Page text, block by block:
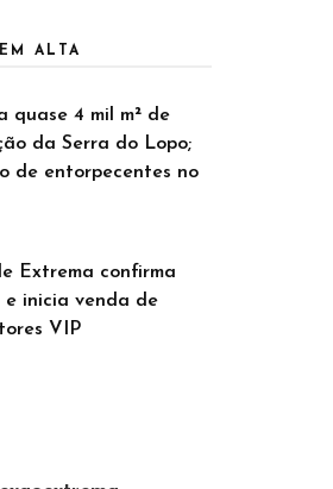
ALTA
quase 4 mil m² de
da Serra do Lopo;
de entorpecentes no
Extrema confirma
e inicia venda de
VIP